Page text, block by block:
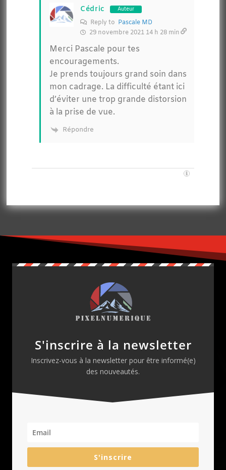
Cédric Auteur
Reply to Pascale MD
29 novembre 2021 14 h 28 min
Merci Pascale pour tes
encouragements.
Je prends toujours grand soin dans
mon cadrage. La difficulté étant ici
d’éviter une trop grande distorsion
à la prise de vue.
Répondre
S'inscrire à la newsletter
Inscrivez-vous à la newsletter pour être informé(e)
des nouveautés.
S'inscrire